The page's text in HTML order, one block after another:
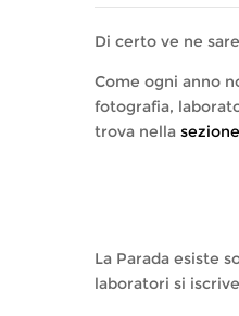
Di certo ve ne
Come ogni anno
fotografia,
trova nella
La Parada esiste
laboratori si